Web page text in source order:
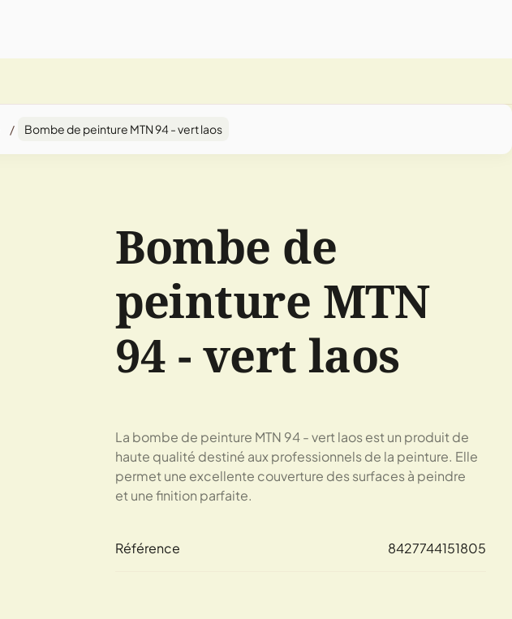
/ Bombe de peinture MTN 94 - vert laos
Bombe de
peinture MTN
94 - vert laos
La bombe de peinture MTN 94 - vert laos est un produit de
haute qualité destiné aux professionnels de la peinture. Elle
permet une excellente couverture des surfaces à peindre
et une finition parfaite.
Référence 8427744151805